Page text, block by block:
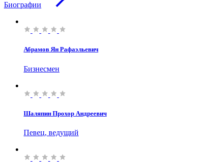
Биографии
Абрамов Ян Рафаэльевич
Бизнесмен
Шаляпин Прохор Андреевич
Певец, ведущий